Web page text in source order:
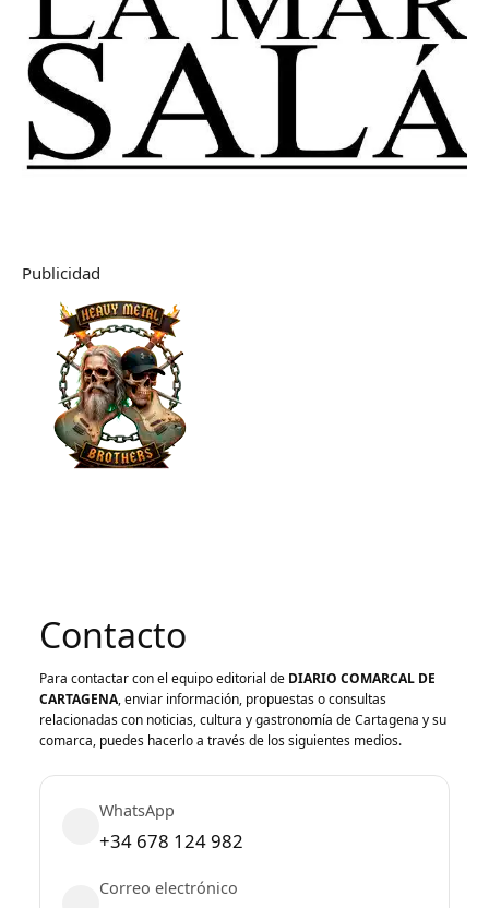
Publicidad
Contacto
Para contactar con el equipo editorial de DIARIO COMARCAL DE
CARTAGENA, enviar información, propuestas o consultas
relacionadas con noticias, cultura y gastronomía de Cartagena y su
comarca, puedes hacerlo a través de los siguientes medios.
WhatsApp
+34 678 124 982
Correo electrónico